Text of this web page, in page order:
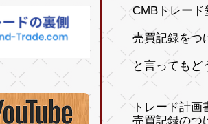
CMBトレード
売買記録を
と言ってもど
トレード計画
売買記録のつ